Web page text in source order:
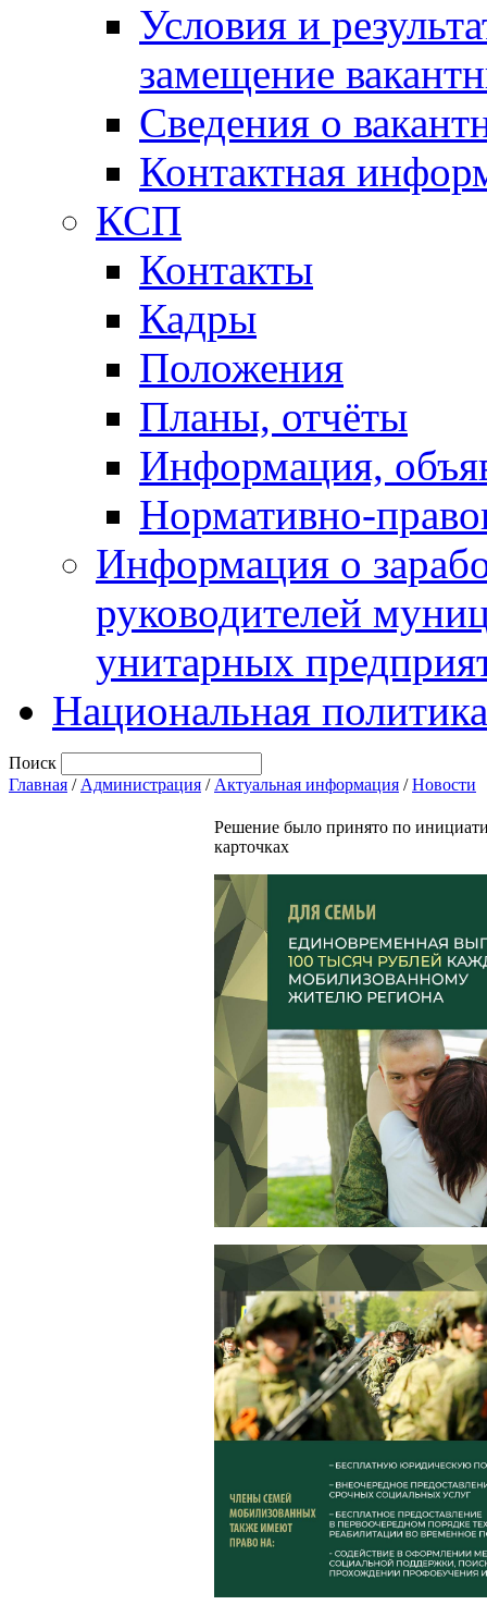
Условия и
замещение
Сведения о
Контактная
КСП
Контакты
Кадры
Положения
Планы, отчёты
Информация,
Нормативно-
Информация о
руководителей
унитарных
Национальная политика
Поиск
Главная / Администрация / Актуальная информация /Новости
Решение было принято по
карточках